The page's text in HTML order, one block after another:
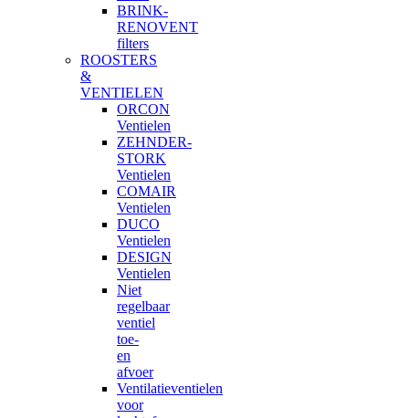
BRINK-
RENOVENT
filters
ROOSTERS
&
VENTIELEN
ORCON
Ventielen
ZEHNDER-
STORK
Ventielen
COMAIR
Ventielen
DUCO
Ventielen
DESIGN
Ventielen
Niet
regelbaar
ventiel
toe-
en
afvoer
Ventilatieventielen
voor